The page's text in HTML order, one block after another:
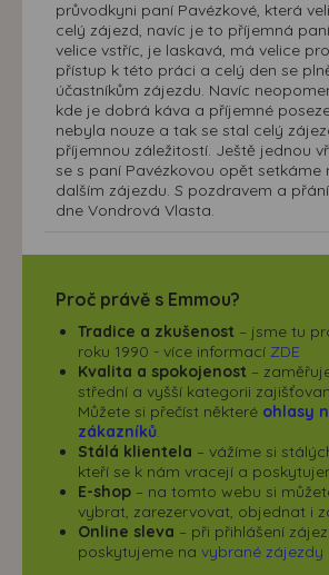
průvodkyni paní Pavézkové, která
celý zájezd, navíc je to příjemná
velice vstříc, je laskavá, má velice
přístup k této práci a celý den se
účastníkům zájezdu. Navíc
kde je dobrá káva a příjemné
nebyla nouze a tak se stal celý
příjemnou záležitostí. Ještě jednou
se s paní Pavézkovou opět setkáme
dalším zájezdu. S pozdravem a
dne Vondrová Vlasta.
Proč právě s Emmou?
Tradice a zkušenost – jsme tu
roku 1990 - více informací ZDE
Kvalita a spokojenost –
střední a vyšší kategorii
Můžete si přečíst některé ohlasy
zákazníků
Stálá klientela – vážíme si
kteří se k nám vracejí a
E-shop – na tomto webu si
vybrat, zarezervovat, objednat i
Online sleva – při přihlášení
poskytujeme na vybrané zájezdy